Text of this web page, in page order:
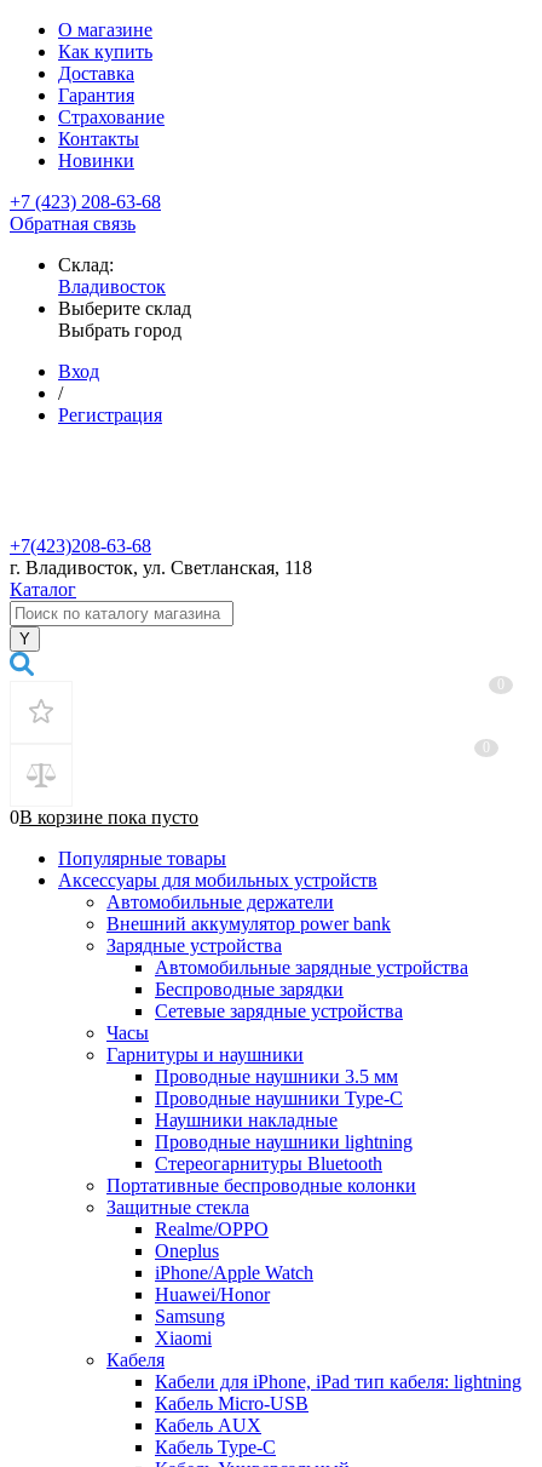
О магазине
Как купить
Доставка
Гарантия
Страхование
Контакты
Новинки
+7 (423) 208-63-68
Обратная связь
Склад:
Владивосток
Выберите склад
Выбрать город
Вход
/
Регистрация
+7(423)208-63-68
г. Владивосток, ул. Светланская, 118
Каталог
0В корзине пока пусто
Популярные товары
Аксессуары для мобильных устройств
Автомобильные держатели
Внешний аккумулятор power bank
Зарядные устройства
Автомобильные зарядные устройства
Беспроводные зарядки
Сетевые зарядные устройства
Часы
Гарнитуры и наушники
Проводные наушники 3.5 мм
Проводные наушники Type-C
Наушники накладные
Проводные наушники lightning
Стереогарнитуры Bluetooth
Портативные беспроводные колонки
Защитные стекла
Realme/OPPO
Oneplus
iPhone/Apple Watch
Huawei/Honor
Samsung
Xiaomi
Кабеля
Кабели для iPhone, iPad тип кабеля: lightning
Кабель Micro-USB
Кабель AUX
Кабель Type-C